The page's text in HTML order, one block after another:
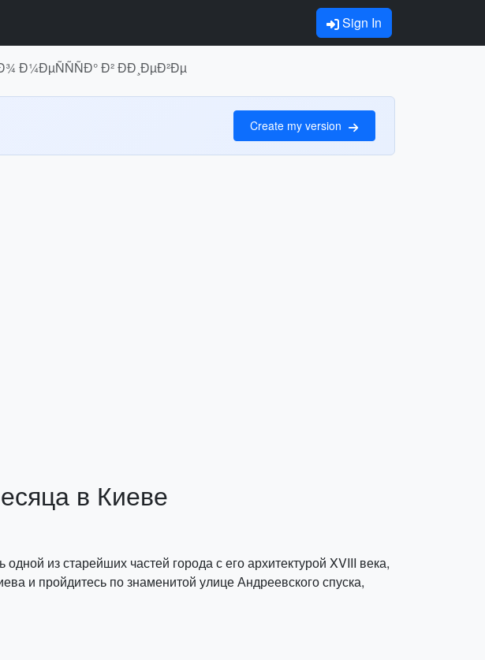
Sign In
Ð¼ÐµÑÑÑÐ° Ð² ÐÐ¸ÐµÐ²Ðµ
Create my version
в Киеве
из старейших частей города с его архитектурой XVIII века,
и пройдитесь по знаменитой улице Андреевского спуска,